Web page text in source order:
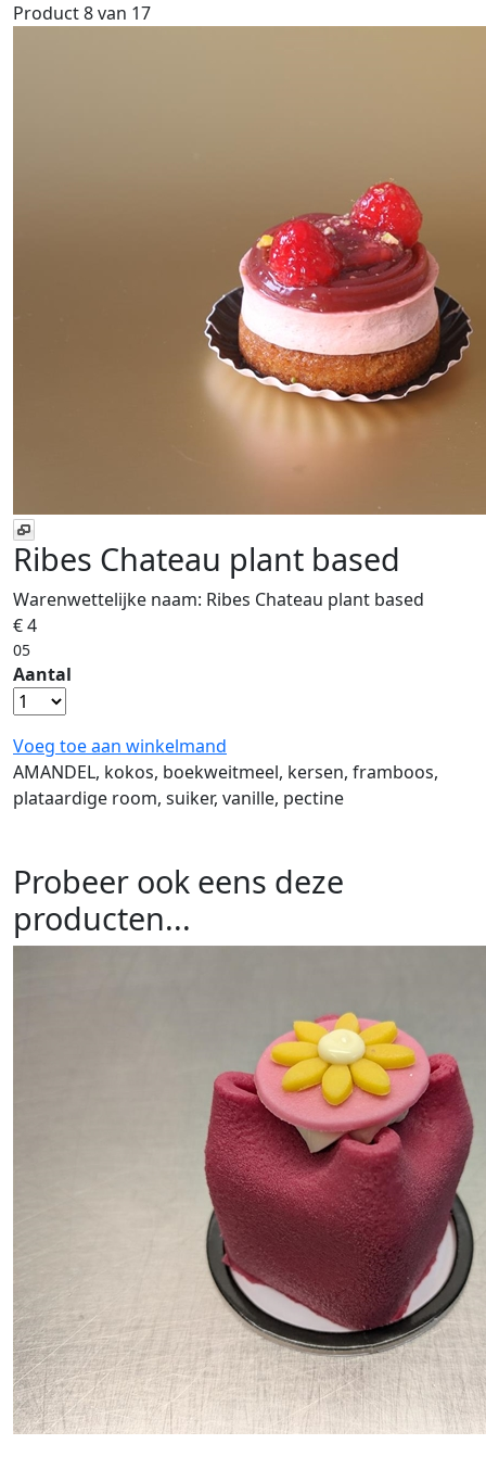
Product 8 van 17
Ribes Chateau plant based
Warenwettelijke naam: Ribes Chateau plant based
€ 4
05
Aantal
Voeg toe aan winkelmand
AMANDEL, kokos, boekweitmeel, kersen, framboos,
plataardige room, suiker, vanille, pectine
Probeer ook eens deze
producten...